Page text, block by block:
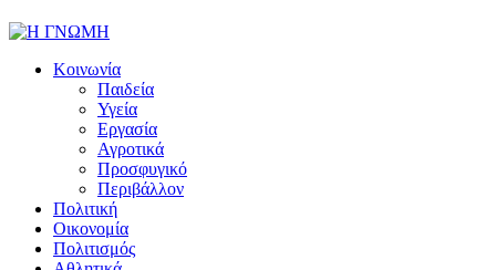
Κοινωνία
Παιδεία
Υγεία
Εργασία
Αγροτικά
Προσφυγικό
Περιβάλλον
Πολιτική
Οικονομία
Πολιτισμός